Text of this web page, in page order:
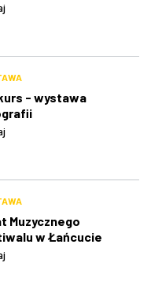
- wystawa
Muzycznego
w Łańcucie